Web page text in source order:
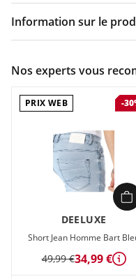
Information sur le
Quand l’été s’invite,
MATHY en coton stretch
flâniez en ville ou
Sa matière légère et
d’élasthanne, vous offre
sans compromis sur le
durables, tandis que sa
touche pratique et
Nos experts vous
PRIX WEB -
DEELUXE
Short Jean Homme Bart
49,99 €34,99 €